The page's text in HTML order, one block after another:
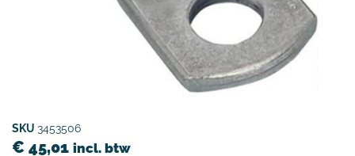
SKU 3453506
€ 45,01 incl. btw